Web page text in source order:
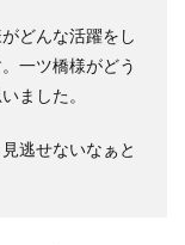
どんな活躍をし
一ツ橋様がどう
ました。
逃せないなぁと